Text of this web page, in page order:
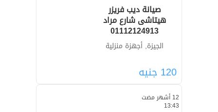
صيانة ديب فريزر
هيتاشى شارع مراد
01112124913
الجيزة, أجهزة منزلية
120 جنيه
12 أشهر مضت
13:43